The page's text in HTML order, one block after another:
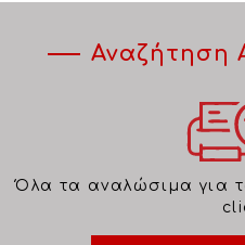
Αναζήτηση
Όλα τα αναλώσιμα για